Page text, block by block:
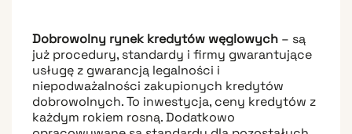
Dobrowolny rynek kredytów węglowych – są
już procedury, standardy i firmy gwarantujące
usługę z gwarancją legalności i
niepodważalności zakupionych kredytów
dobrowolnych. To inwestycja, ceny kredytów z
każdym rokiem rosną. Dodatkowo